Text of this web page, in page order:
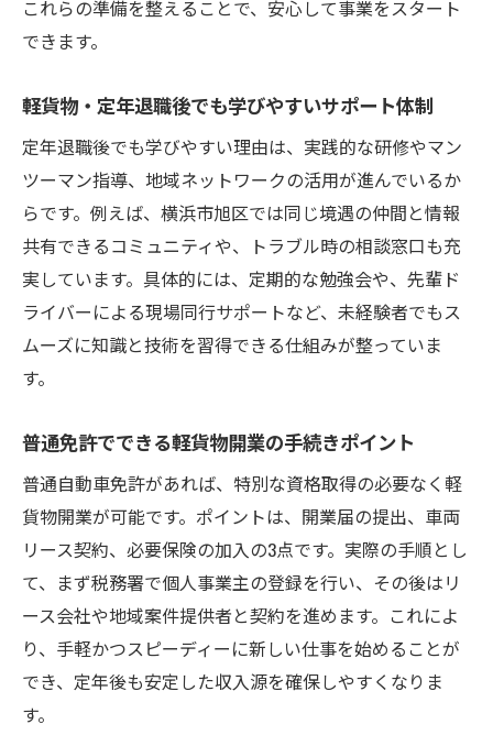
これらの準備を整えることで、安心して事業をスタート
できます。
軽貨物・定年退職後でも学びやすいサポート体制
定年退職後でも学びやすい理由は、実践的な研修やマン
ツーマン指導、地域ネットワークの活用が進んでいるか
らです。例えば、横浜市旭区では同じ境遇の仲間と情報
共有できるコミュニティや、トラブル時の相談窓口も充
実しています。具体的には、定期的な勉強会や、先輩ド
ライバーによる現場同行サポートなど、未経験者でもス
ムーズに知識と技術を習得できる仕組みが整っていま
す。
普通免許でできる軽貨物開業の手続きポイント
普通自動車免許があれば、特別な資格取得の必要なく軽
貨物開業が可能です。ポイントは、開業届の提出、車両
リース契約、必要保険の加入の3点です。実際の手順とし
て、まず税務署で個人事業主の登録を行い、その後はリ
ース会社や地域案件提供者と契約を進めます。これによ
り、手軽かつスピーディーに新しい仕事を始めることが
でき、定年後も安定した収入源を確保しやすくなりま
す。